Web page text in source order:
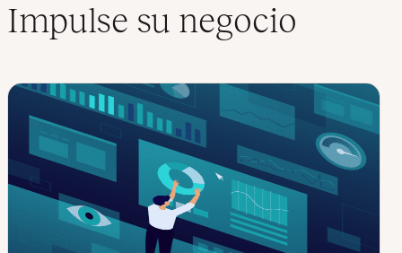
Impulse su negocio